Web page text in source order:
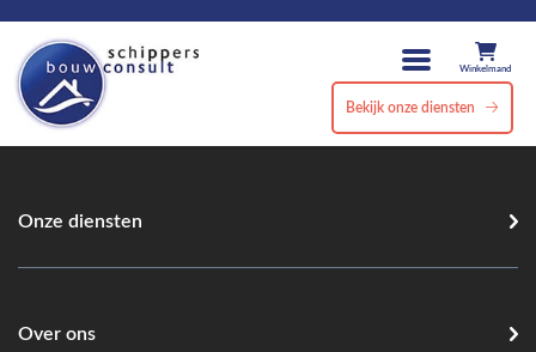
Winkelmand
Bekijk onze diensten
Onze diensten
Over ons